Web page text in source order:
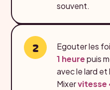
souvent.
Egouter les
1 heurepuis
avec le lard
Mixervitesse